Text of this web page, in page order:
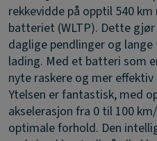
rekkevidde på opptil 540
batteriet (WLTP). Dette
daglige pendlinger og
lading. Med et batteri som
nyte raskere og mer
Ytelsen er fantastisk, med
akselerasjon fra 0 til 100
optimale forhold. Den